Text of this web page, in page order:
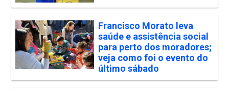
Francisco Morato leva
saúde e assistência social
para perto dos moradores;
veja como foi o evento do
último sábado